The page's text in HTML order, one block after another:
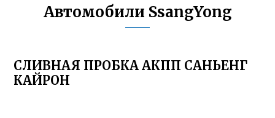
Автомобили SsangYong
СЛИВНАЯ ПРОБКА АКПП САНЬЕНГ
КАЙРОН